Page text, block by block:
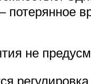
потерянное
не